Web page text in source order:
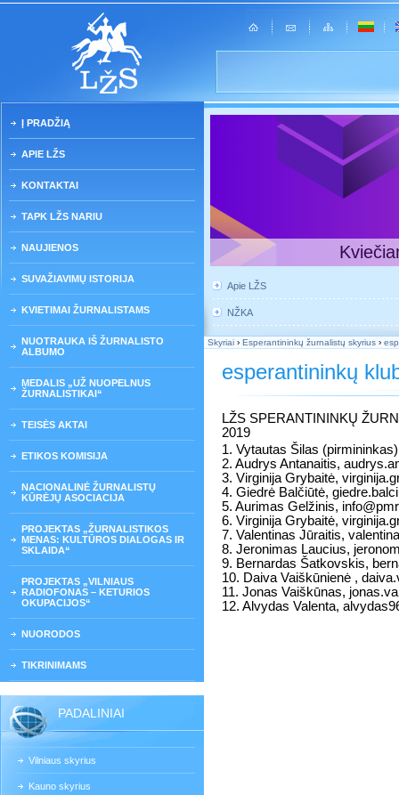
Į PRADŽIĄ
APIE LŽS
KONTAKTAI
TAPK LŽS NARIU
NAUJIENOS
SUVAŽIAVIMŲ ISTORIJA
KVIETIMAI ŽURNALISTAMS
NUOTRAUKA IŠ ŽURNALISTO
ALBUMO
MEDALIS „UŽ NUOPELNUS
ŽURNALISTIKAI“
TEISĖS AKTAI
ETIKOS KOMISIJA
NACIONALINĖ ŽURNALISTŲ
KŪRĖJŲ ASOCIACIJA
PROJEKTAS „ŽURNALISTIKOS
MENAS: KULTŪROS DIALOGAS IR
SKLAIDA“
PROJEKTAS „VILNIAUS
RADIOFONAS – KETURIOS
OKUPACIJOS“
NUORODOS
TIKRINIMAMS
PADALINIAI
Vilniaus skyrius
Kauno skyrius
Apie LŽS
NŽKA
Skyriai › Esperantininkų žurnalistų skyrius ›
esperantininkų
LŽS SPERANTININKŲ
2019
1. Vytautas Šilas
2. Audrys Antanaitis,
3. Virginija Grybaitė,
4. Giedrė Balčiūtė,
5. Aurimas Gelžinis,
6. Virginija Grybaitė,
7. Valentinas Jūraitis,
8. Jeronimas Laucius,
9. Bernardas Šatkovskis,
10. Daiva Vaiškūnienė ,
11. Jonas Vaiškūnas,
12. Alvydas Valenta,